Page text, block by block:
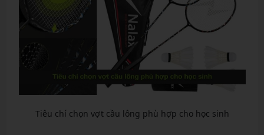
Tiêu chí chọn vợt cầu lông phù hợp cho học sinh